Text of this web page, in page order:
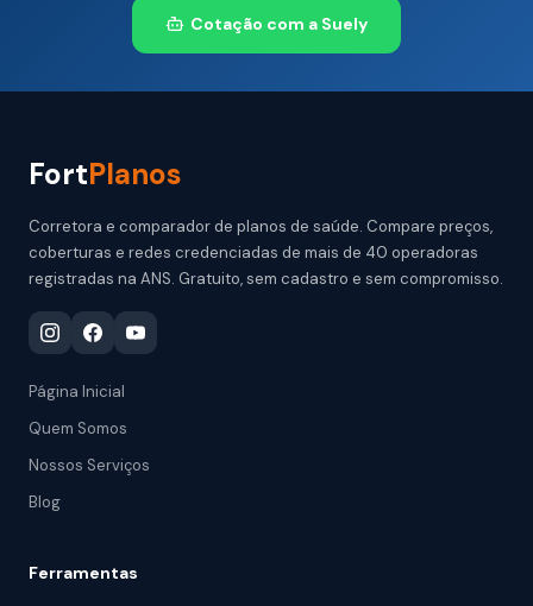
Cotação com a Suely
FortPlanos
Corretora e comparador de planos de saúde. Compare preços,
coberturas e redes credenciadas de mais de 40 operadoras
registradas na ANS. Gratuito, sem cadastro e sem compromisso.
Página Inicial
Quem Somos
Nossos Serviços
Blog
Ferramentas